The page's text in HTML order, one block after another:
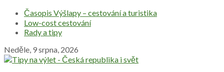
Časopis Výšlapy – cestování a turistika
Low-cost cestování
Rady a tipy
Neděle, 9 srpna, 2026